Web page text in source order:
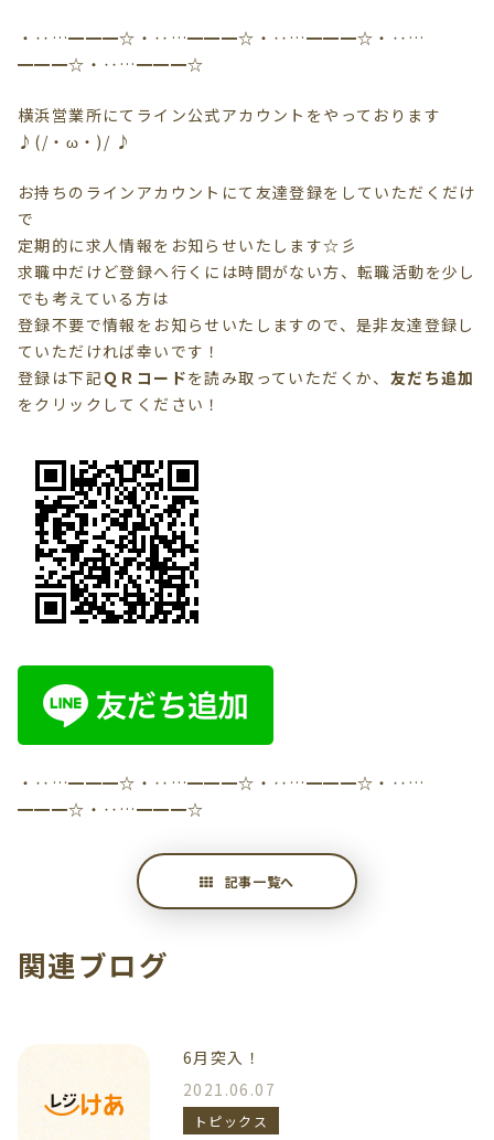
・‥…━━━☆・‥…━━━☆・‥…━━━☆・‥…
━━━☆・‥…━━━☆
横浜営業所にてライン公式アカウントをやっております
♪(/・ω・)/ ♪
お持ちのラインアカウントにて友達登録をしていただくだけ
で
定期的に求人情報をお知らせいたします☆彡
求職中だけど登録へ行くには時間がない方、転職活動を少し
でも考えている方は
登録不要で情報を お知らせいたしますので、是非友達登録し
ていただければ幸いです！
登録は下記ＱＲコードを読み取っていただくか、 友だち追加
をクリック してください！
・‥…━━━☆・‥…━━━☆・‥…━━━☆・‥…
━━━☆・‥…━━━☆
記事一覧へ
関連ブログ
6月突入！
2021.06.07
トピックス